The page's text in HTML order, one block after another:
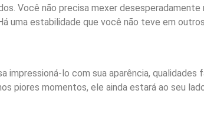
Você não precisa mexer
uma estabilidade que você não teve em
impressioná-lo com sua aparência, qualidades
piores momentos, ele ainda estará ao seu